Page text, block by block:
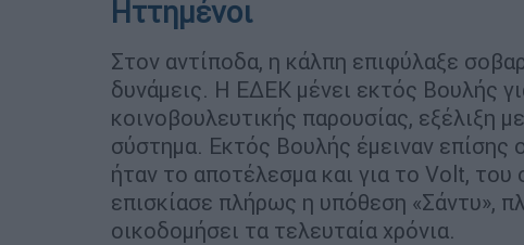
Ηττημένοι
Στον αντίποδα, η κάλπη επιφύλαξε
δυνάμεις. Η ΕΔΕΚ μένει εκτός Βουλής
κοινοβουλευτικής παρουσίας, εξέλιξη
σύστημα. Εκτός Βουλής έμειναν επίσης
ήταν το αποτέλεσμα και για το Volt,
επισκίασε πλήρως η υπόθεση «Σάντυ»,
οικοδομήσει τα τελευταία χρόνια.